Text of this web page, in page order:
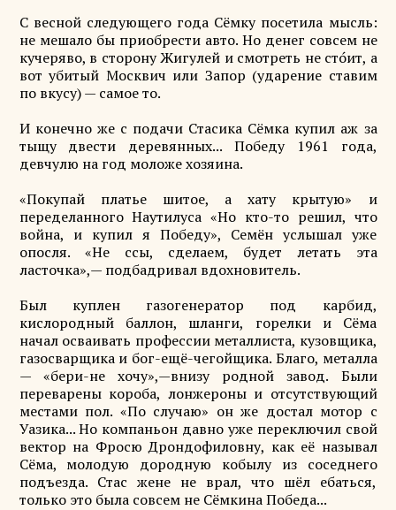
С весной следующего года Сёмку посетила мысль:
не мешало бы приобрести авто. Но денег совсем не
кучеряво, в сторону Жигулей и смотреть не сто́ит, а
вот убитый Москвич или Запор (ударение ставим
по вкусу) — самое то.
И конечно же с подачи Стасика Сёмка купил аж за
тыщу двести деревянных... Победу 1961 года,
девчулю на год моложе хозяина.
«Покупай платье шитое, а хату крытую» и
переделанного Наутилуса «Но кто-то решил, что
война, и купил я Победу», Семён услышал уже
опосля. «Не ссы, сделаем, будет летать эта
ласточка»,— подбадривал вдохновитель.
Был куплен газогенератор под карбид,
кислородный баллон, шланги, горелки и Сёма
начал осваивать профессии металлиста, кузовщика,
газосварщика и бог-ещё-чегойщика. Благо, металла
— «бери-не хочу»,—внизу родной завод. Были
переварены короба, лонжероны и отсутствующий
местами пол. «По случаю» он же достал мотор с
Уазика... Но компаньон давно уже переключил свой
вектор на Фросю Дрондофиловну, как её называл
Сёма, молодую дородную кобылу из соседнего
подъезда. Стас жене не врал, что шёл ебаться,
только это была совсем не Сёмкина Победа...